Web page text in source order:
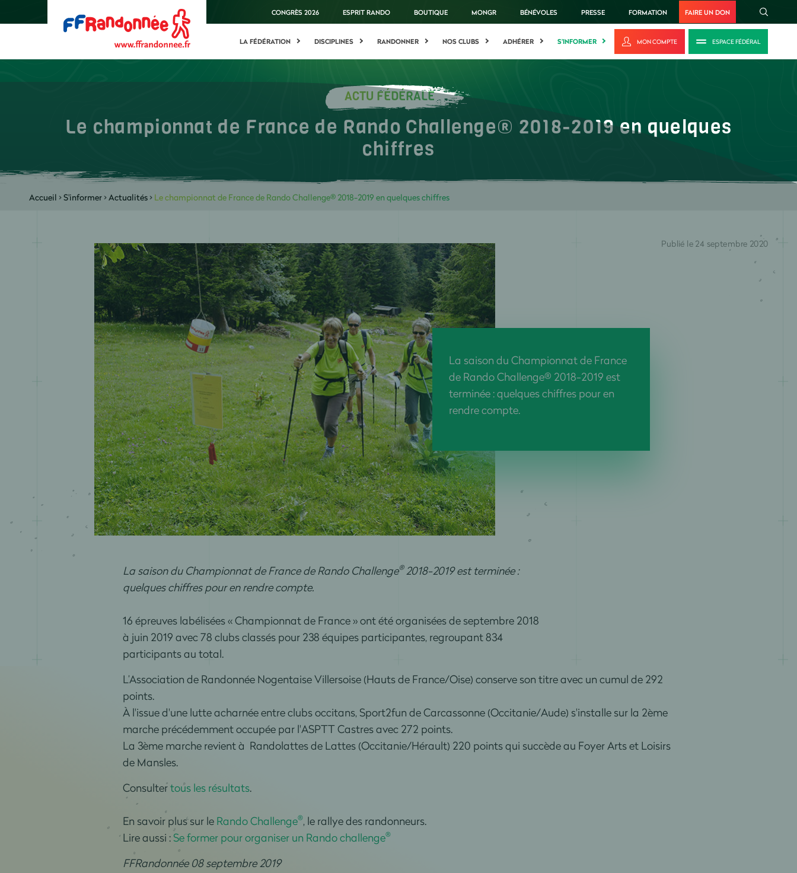
CONGRÈS 2026 ESPRIT RANDO BOUTIQUE MONGR BÉNÉVOLES PRESSE FORMATION FAIRE UN DON
LA FÉDÉRATION DISCIPLINES RANDONNER NOS CLUBS ADHÉRER S'INFORMER MON COMPTE ESPACE FÉDÉRAL
ACTU FÉDÉRALE
Le championnat de France de Rando Challenge® 2018-2019 en quelques
chiffres
Accueil >S'informer>Actualités> Le championnat de France de Rando Challenge® 2018-2019 en quelques chiffres
La saison du Championnat de France
de Rando Challenge® 2018-2019 est
terminée : quelques chiffres pour en
rendre compte.
Publié le 24 septembre 2020
La saison du Championnat de France de Rando Challenge®2018-2019 est terminée :
quelques chiffres pour en rendre compte.
16 épreuves labélisées « Championnat de France » ont été organisées de septembre 2018
à juin 2019 avec 78 clubs classés pour 238 équipes participantes, regroupant 834
participants au total.
L’Association de Randonnée Nogentaise Villersoise (Hauts de France/Oise) conserve son titre avec un cumul de 292
points.
À l'issue d'une lutte acharnée entre clubs occitans, Sport2fun de Carcassonne (Occitanie/Aude) s'installe sur la 2ème
marche précédemment occupée par l'ASPTT Castres avec 272 points.
La 3ème marche revient à Randolattes de Lattes (Occitanie/Hérault) 220 points qui succède au Foyer Arts et Loisirs
de Mansles.
Consultertous les résultats.
En savoir plus sur le Rando Challenge®, le rallye des randonneurs.
Lire aussi :Se former pour organiser un Rando challenge®
FFRandonnée 08 septembre 2019